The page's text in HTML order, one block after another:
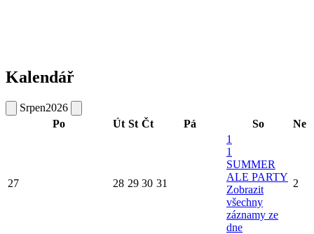
Kalendář
Srpen2026
Po
Út St Čt Pá So Ne
27 28 29 30 31
1
1
SUMMER
ALE PARTY
Zobrazit
všechny
záznamy ze
dne
2